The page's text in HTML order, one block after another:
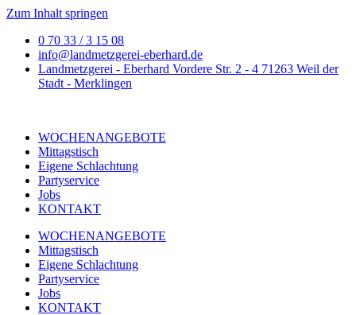
Zum Inhalt springen
0 70 33 / 3 15 08
info@landmetzgerei-eberhard.de
Landmetzgerei - Eberhard Vordere Str. 2 - 4 71263 Weil der
Stadt - Merklingen
WOCHENANGEBOTE
Mittagstisch
Eigene Schlachtung
Partyservice
Jobs
KONTAKT
WOCHENANGEBOTE
Mittagstisch
Eigene Schlachtung
Partyservice
Jobs
KONTAKT